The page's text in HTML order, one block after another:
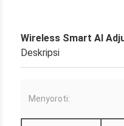
Wireless Smart AI
Deskripsi
Menyoroti: